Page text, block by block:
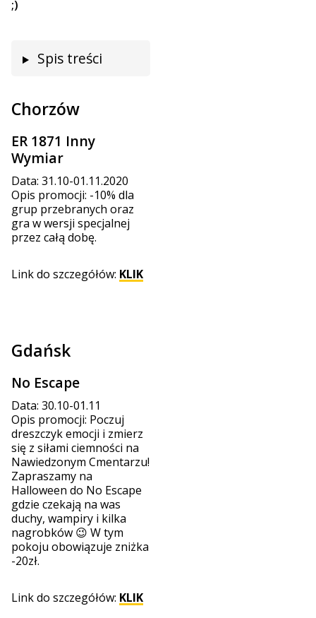
;)
Spis treści
Chorzów
ER 1871 Inny
Wymiar
Data: 31.10-01.11.2020
Opis promocji: -10% dla
grup przebranych oraz
gra w wersji specjalnej
przez całą dobę.
Link do szczegółów: KLIK
Gdańsk
No Escape
Data: 30.10-01.11
Opis promocji: Poczuj
dreszczyk emocji i zmierz
się z siłami ciemności na
Nawiedzonym Cmentarzu!
Zapraszamy na
Halloween do No Escape
gdzie czekają na was
duchy, wampiry i kilka
nagrobków 😉 W tym
pokoju obowiązuje zniżka
-20zł.
Link do szczegółów: KLIK